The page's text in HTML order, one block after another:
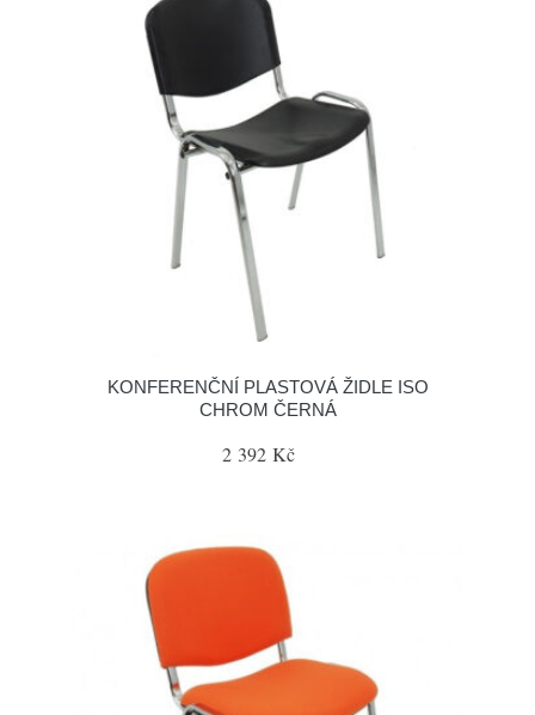
KONFERENČNÍ PLASTOVÁ ŽIDLE ISO
CHROM ČERNÁ
2 392 Kč